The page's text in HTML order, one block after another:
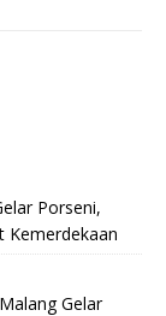
Porseni,
Kemerdekaan
Gelar